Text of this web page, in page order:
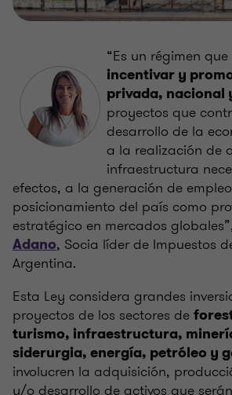
“Es un régimen
incentivar y
privada, nacional
proyectos que
desarrollo de la
a la realización de
infraestructura
efectos, a la generación de
posicionamiento del país como
estratégico en mercados
Adano, Socia líder de Impuestos
Argentina.
Esta Ley considera grandes
proyectos de los sectores de
turismo, infraestructura,
siderurgia, energía, petróleo y
involucren la adquisición,
y/o desarrollo de activos que